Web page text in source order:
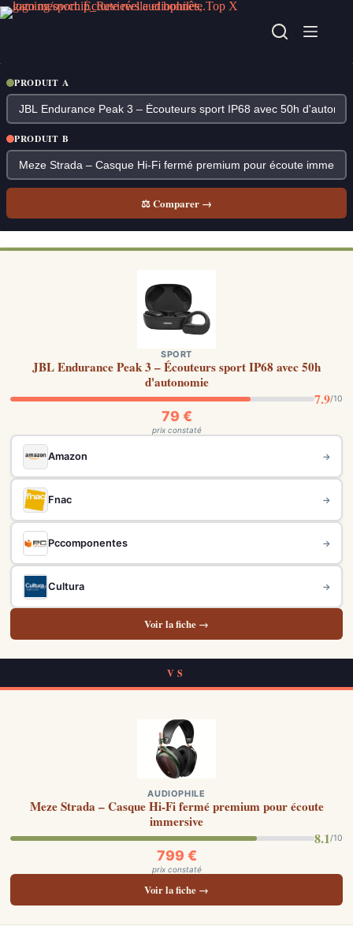
Passer
au
PRODUIT A
PRODUIT B
⚖ Comparer →
SPORT
JBL Endurance Peak 3 – Écouteurs sport IP68 avec 50h
d'autonomie
7.9/10
79 €
prix constaté
Amazon →
Fnac →
Pccomponentes →
Cultura →
Voir la fiche →
VS
AUDIOPHILE
Meze Strada – Casque Hi-Fi fermé premium pour écoute
immersive
8.1/10
799 €
prix constaté
Voir la fiche →